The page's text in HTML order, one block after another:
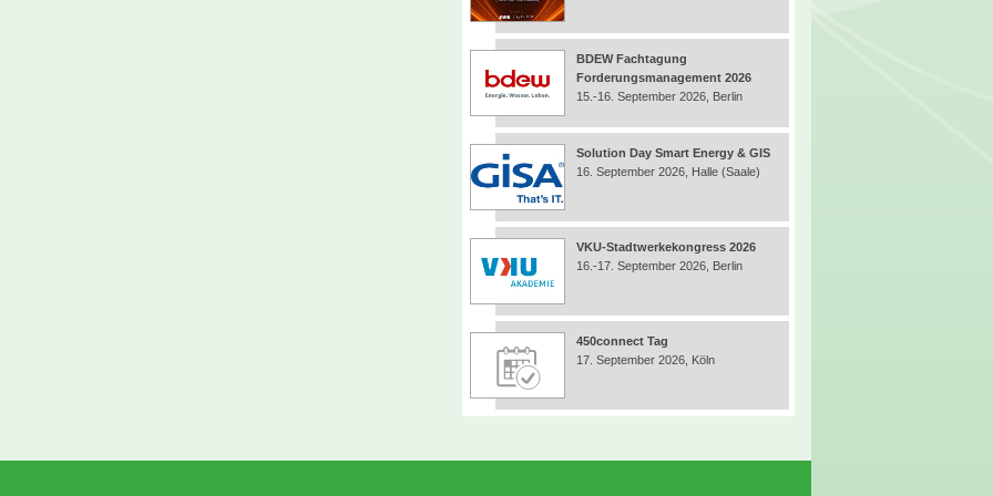
BDEW Fachtagung
Forderungsmanagement 2026
15.-16. September 2026, Berlin
Solution Day Smart Energy & GIS
16. September 2026, Halle (Saale)
VKU-Stadtwerkekongress 2026
16.-17. September 2026, Berlin
450connect Tag
17. September 2026, Köln